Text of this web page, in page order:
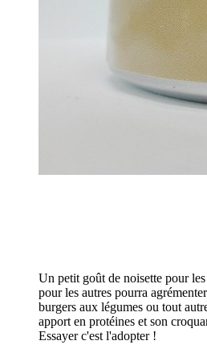
Un petit goût de noisette pour
pour les autres pourra
burgers aux légumes ou tout
apport en protéines et son
Essayer c'est l'adopter !